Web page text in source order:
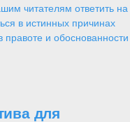
читателям ответить на
в истинных причинах
правоте и обоснованности
для